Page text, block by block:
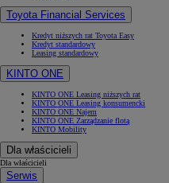
Toyota Financial Services
Kredyt niższych rat Toyota Easy
Kredyt standardowy
Leasing standardowy
KINTO ONE
KINTO ONE Leasing niższych rat
KINTO ONE Leasing konsumencki
KINTO ONE Najem
KINTO ONE Zarządzanie flotą
KINTO Mobility
Dla właścicieli
Dla właścicieli
Serwis